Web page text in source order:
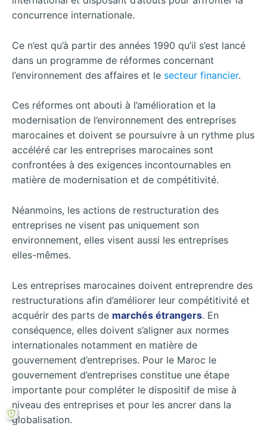
concurrence internationale.
Ce n’est qu’à partir des années 1990 qu’il s’est lancé
dans un programme de réformes concernant
l’environnement des affaires et le secteur financier.
Ces réformes ont abouti à l’amélioration et la
modernisation de l’environnement des entreprises
marocaines et doivent se poursuivre à un rythme plus
accéléré car les entreprises marocaines sont
confrontées à des exigences incontournables en
matière de modernisation et de compétitivité.
Néanmoins, les actions de restructuration des
entreprises ne visent pas uniquement son
environnement, elles visent aussi les entreprises
elles-mêmes.
Les entreprises marocaines doivent entreprendre des
restructurations afin d’améliorer leur compétitivité et
acquérir des parts de marchés étrangers. En
conséquence, elles doivent s’aligner aux normes
internationales notamment en matière de
gouvernement d’entreprises. Pour le Maroc le
gouvernement d’entreprises constitue une étape
importante pour compléter le dispositif de mise à
niveau des entreprises et pour les ancrer dans la
globalisation.